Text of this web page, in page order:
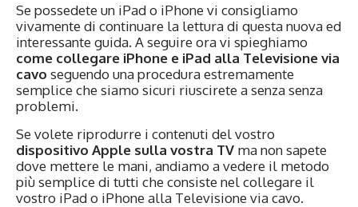
Se possedete un iPad o iPhone vi consigliamo
vivamente di continuare la lettura di questa nuova ed
interessante guida. A seguire ora vi spieghiamo
come collegare iPhone e iPad alla Televisione via
cavo seguendo una procedura estremamente
semplice che siamo sicuri riuscirete a senza senza
problemi.
Se volete riprodurre i contenuti del vostro
dispositivo Apple sulla vostra TV ma non sapete
dove mettere le mani, andiamo a vedere il metodo
più semplice di tutti che consiste nel collegare il
vostro iPad o iPhone alla Televisione via cavo.